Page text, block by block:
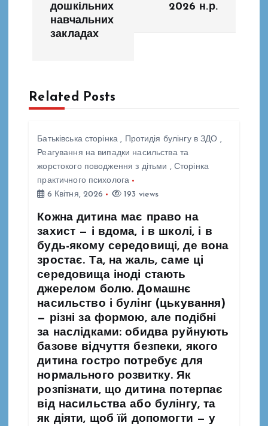
дошкільних
навчальних
закладах
2026 н.р.
Related Posts
Батьківська сторінка , Протидія булінгу в ЗДО ,
Реагування на випадки насильства та
жорстокого поводження з дітьми , Сторінка
практичного психолога
6 Квітня, 2026
193 views
Кожна дитина має право на
захист — і вдома, і в школі, і в
будь-якому середовищі, де вона
зростає. Та, на жаль, саме ці
середовища іноді стають
джерелом болю. Домашнє
насильство і булінг (цькування)
— різні за формою, але подібні
за наслідками: обидва руйнують
базове відчуття безпеки, якого
дитина гостро потребує для
нормального розвитку. Як
розпізнати, що дитина потерпає
від насильства або булінгу, та
як діяти, щоб їй допомогти — у